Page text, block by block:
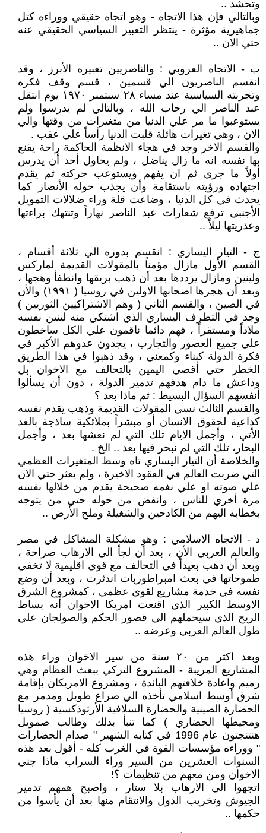
وتحشد ..
وبالتالي فإن هذا الاتجاه - وهو اتجاه حقيقي ووراءه كتل
جماهيرية مؤثرة - ينتظر التعبير السياسي الحقيقي عنه
حتي الان ..
ب - الاتجاه العروبي : والناصريين تعبيره الأبرز ، وقد
انقسم الناصريون الي قسمين ، قسم وقف فكره
وتجربته السياسية عند مساء ٢٨ سبتمبر ١٩٧٠ يوم انتقل
عبد الناصر الي رحاب الله ، وبالتالي لم يدرسوا ولم
يستوعبوا ما مر علي الدنيا من متغيرات من وقتها والي
الان ، وهي تغيرات هائلة قلبت الدنيا رأساً علي عقب .
والقسم الاخر وجد في هجاء الانظمة الحاكمة راحة يقنع
بها نفسه انه ما زال يناضل ، ولم يحاول أحد أن يدرس
أولاً ما جري ثم ان يفهم ويستوعب حركته ثم يقدم
اجتهاده ورؤيته باستقامة وأن يجذب حوله الأنصار كما
يحدث في كل الدنيا ، وضاعت قلة وراء ضلالات التمويل
الأجنبي ترفع شعارات عبد الناصر نهاراً وتنتهك براءتها
وعذريتها ليلاً ..
ج - التيار اليساري : انقسم بدوره الي ثلاثة أقسام ،
القسم الأول مازال مؤمناً بالمقولات القديمة لماركس
ولينين ومازال يرددها بعد أن ذهب بريقها وانطفأ وهجها ،
وبعد أن هجرها اصحابها الاولين في روسيا ( ١٩٩١) والأن
في الصين ، والقسم الثاني ( وهم الاشتراكيين الثوريين )
وجد في التطرف اليساري الذي اشتكي منه لينين نفسه
ملاذاً ومستقراً ، فهم دائما ناقمون علي الكل ساخطون
علي جميع العصور والتجارب ، يجدون عدوهم الأكبر في
فكرة الدولة كبناء وكمعني ، وقد ذهبوا في هذا الطريق
الخطر حتي أقصي اليمين بالتحالف مع الاخوان بل
وداعش ما دام هدفهم تدمير الدولة ، دون أن يسألوا
أنفسهم السؤال البسيط : ثم ماذا بعد ؟
والقسم الثالث نسي المقولات القديمة وذهب يقدم نفسه
كداعية لحقوق الانسان أو مبشراً بملائكية ساذجة بالغد
الأتي ، وأجمل الايام تلك التي لم نعشها بعد ، وأجمل
البحار، تلك التي لم نبحر فيها بعد .. الخ .
والخلاصة أن التيار اليساري تاه وسط المتغيرات العظمي
التي ضربت العالم في العقود الاخيرة ، ولم يعثر حتي الان
علي صوته او علي نغمه صحيحة يقدم من خلالها نفسه
مرة أخري للناس ، وانفض من حوله حتي من يتوجه
بخطابه اليهم من الكادحين والشغيلة وملح الأرض ..
د - الاتجاه الاسلامي : وهو مشكلة المشاكل في مصر
والعالم العربي الأن ، بعد أن لجأ الي الارهاب صراحة ،
وبعد أن ذهب بعيداً في التحالف مع قوي اقليمية لا تخفي
طموحاتها في بعث امبراطوربات اندثرت ، وبعد أن وضع
نفسه في خدمة مشاريع لقوي عظمي ، كمشروع الشرق
الاوسط الكبير الذي اقنعت امريكا الاخوان أنه بساط
الريح الذي سيحملهم الي قصور الحكم والصولجان علي
طول العالم العربي وعرضه ..
وبعد اكثر من ٢٠ سنة من سير الاخوان وراء هذه
المشاريع المريبة - المشروع التركي ببعث العظام وهي
رميم واعادة خلافتهم البائدة ، ومشروع الامريكان بإقامة
شرق أوسط اسلامي تأخذه الي صراع طويل ومدمر مع
الحضارة الصينية والحضارة السلافية الأرثوذكسية ( روسيا
ومحيطها الحضاري ) كما تنبأ بذلك وطالب صمويل
هنتنجتون عام 1996 في كتابه الشهير " صدام الحضارات
" ووراءه مؤسسات القوة في الغرب كله - أقول بعد هذه
السنوات العشرين من السير وراء السراب ماذا جني
الاخوان ومن معهم من تنظيمات ؟!
اتجهوا الي الارهاب بلا ستار ، واصبح همهم تدمير
الجيوش وتخريب الدول والانتقام منها بعد أن يأسوا من
حكمها ..